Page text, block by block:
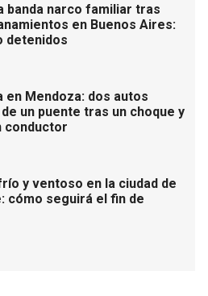
banda narco familiar tras
en Buenos Aires:
detenidos
en Mendoza: dos autos
un puente tras un choque y
conductor
y ventoso en la ciudad de
cómo seguirá el fin de